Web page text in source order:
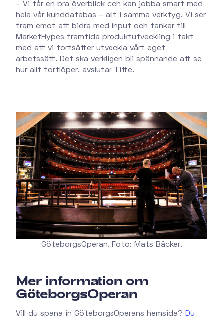
– Vi får en bra överblick och kan jobba smart med
hela vår kunddatabas – allt i samma verktyg. Vi ser
fram emot att bidra med input och tankar till
MarketHypes framtida produktutveckling i takt
med att vi fortsätter utveckla vårt eget
arbetssätt. Det ska verkligen bli spännande att se
hur allt fortlöper, avslutar Titte.
GöteborgsOperan. Foto: Mats Bäcker.
Mer information om
GöteborgsOperan
Vill du spana in GöteborgsOperans hemsida?
Du